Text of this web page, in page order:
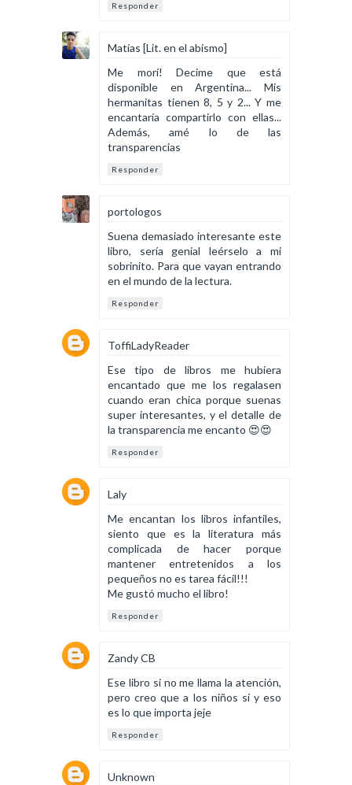
Responder
Matías [Lit. en el abismo]
Me morí! Decime que está
disponible en Argentina... Mis
hermanitas tienen 8, 5 y 2... Y me
encantaría compartirlo con ellas...
Además, amé lo de las
transparencias
Responder
portologos
Suena demasiado interesante este
libro, sería genial leérselo a mi
sobrinito. Para que vayan entrando
en el mundo de la lectura.
Responder
ToffiLadyReader
Ese tipo de libros me hubiera
encantado que me los regalasen
cuando eran chica porque suenas
super interesantes, y el detalle de
la transparencia me encanto 😍😍
Responder
Laly
Me encantan los libros infantiles,
siento que es la literatura más
complicada de hacer porque
mantener entretenidos a los
pequeños no es tarea fácil!!!
Me gustó mucho el libro!
Responder
Zandy CB
Ese libro si no me llama la atención,
pero creo que a los niños sí y eso
es lo que importa jeje
Responder
Unknown